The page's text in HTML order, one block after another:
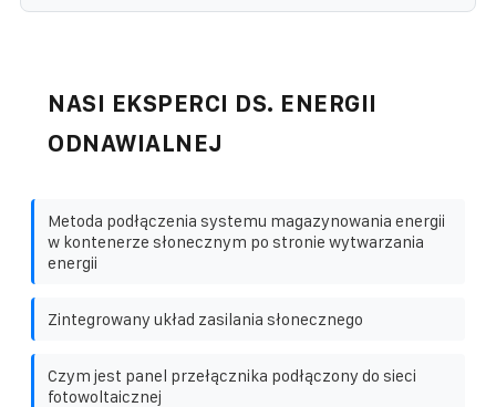
NASI EKSPERCI DS. ENERGII
ODNAWIALNEJ
Metoda podłączenia systemu magazynowania energii
w kontenerze słonecznym po stronie wytwarzania
energii
Zintegrowany układ zasilania słonecznego
Czym jest panel przełącznika podłączony do sieci
fotowoltaicznej